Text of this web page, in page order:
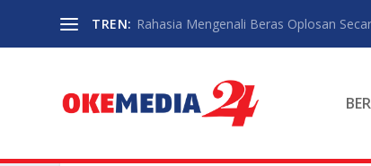
TREN: Rahasia Mengenali Beras Oplosan